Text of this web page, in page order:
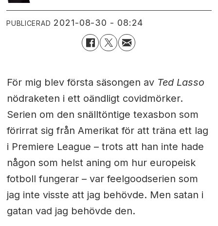
PUBLICERAD 2021-08-30 - 08:24
För mig blev första säsongen av Ted Lasso
nödraketen i ett oändligt covidmörker.
Serien om den snälltöntige texasbon som
förirrat sig från Amerikat för att träna ett lag
i Premiere League – trots att han inte hade
någon som helst aning om hur europeisk
fotboll fungerar – var feelgoodserien som
jag inte visste att jag behövde. Men satan i
gatan vad jag behövde den.